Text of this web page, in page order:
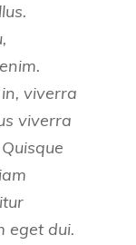
viverra
viverra
eget dui.